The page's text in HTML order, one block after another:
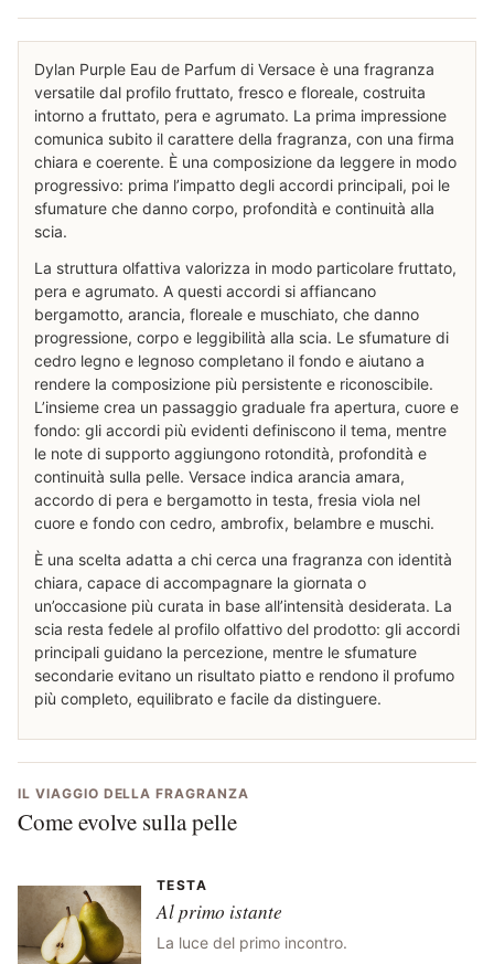
Dylan Purple Eau de Parfum di Versace è una fragranza
versatile dal profilo fruttato, fresco e floreale, costruita
intorno a fruttato, pera e agrumato. La prima impressione
comunica subito il carattere della fragranza, con una firma
chiara e coerente. È una composizione da leggere in modo
progressivo: prima l’impatto degli accordi principali, poi le
sfumature che danno corpo, profondità e continuità alla
scia.
La struttura olfattiva valorizza in modo particolare fruttato,
pera e agrumato. A questi accordi si affiancano
bergamotto, arancia, floreale e muschiato, che danno
progressione, corpo e leggibilità alla scia. Le sfumature di
cedro legno e legnoso completano il fondo e aiutano a
rendere la composizione più persistente e riconoscibile.
L’insieme crea un passaggio graduale fra apertura, cuore e
fondo: gli accordi più evidenti definiscono il tema, mentre
le note di supporto aggiungono rotondità, profondità e
continuità sulla pelle. Versace indica arancia amara,
accordo di pera e bergamotto in testa, fresia viola nel
cuore e fondo con cedro, ambrofix, belambre e muschi.
È una scelta adatta a chi cerca una fragranza con identità
chiara, capace di accompagnare la giornata o
un’occasione più curata in base all’intensità desiderata. La
scia resta fedele al profilo olfattivo del prodotto: gli accordi
principali guidano la percezione, mentre le sfumature
secondarie evitano un risultato piatto e rendono il profumo
più completo, equilibrato e facile da distinguere.
IL VIAGGIO DELLA FRAGRANZA
Come evolve sulla pelle
TESTA
Al primo istante
La luce del primo incontro.